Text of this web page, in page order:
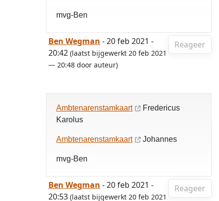
mvg-Ben
Reageer
Ben Wegman - 20 feb 2021 -
20:42 (laatst bijgewerkt 20 feb 2021
— 20:48 door auteur)
Ambtenarenstamkaart
Fredericus
Karolus
Ambtenarenstamkaart Johannes
mvg-Ben
Reageer
Ben Wegman - 20 feb 2021 -
20:53 (laatst bijgewerkt 20 feb 2021